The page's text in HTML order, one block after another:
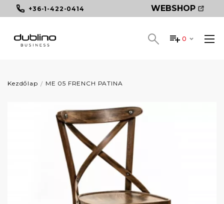
+36-1-422-0414 WEBSHOP
0
Kezdőlap ME 05 FRENCH PATINA